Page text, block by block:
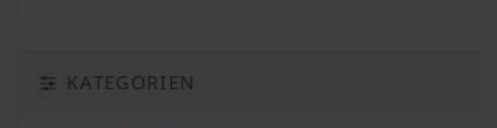
KATEGORIEN